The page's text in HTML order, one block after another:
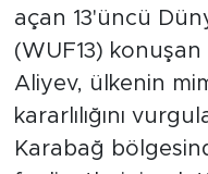
Azerbaycan'ın
açan 13'üncü
(WUF13) konuşan
Aliyev, ülkenin
kararlılığını